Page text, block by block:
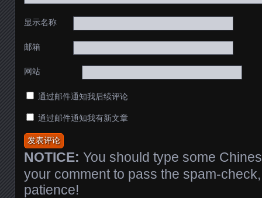
显示名称
邮箱
网站
通过邮件通知我后续评论
通过邮件通知我有新文章
NOTICE: You should type some
your comment to pass the spam-
patience!